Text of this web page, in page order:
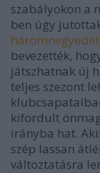
szabályokon a
ben úgy
bevezették,
játszhatnak új
teljes szezont
kifordult
irányba hat.
szép lassan
változtatásra